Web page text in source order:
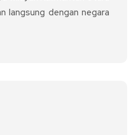
langsung dengan negara